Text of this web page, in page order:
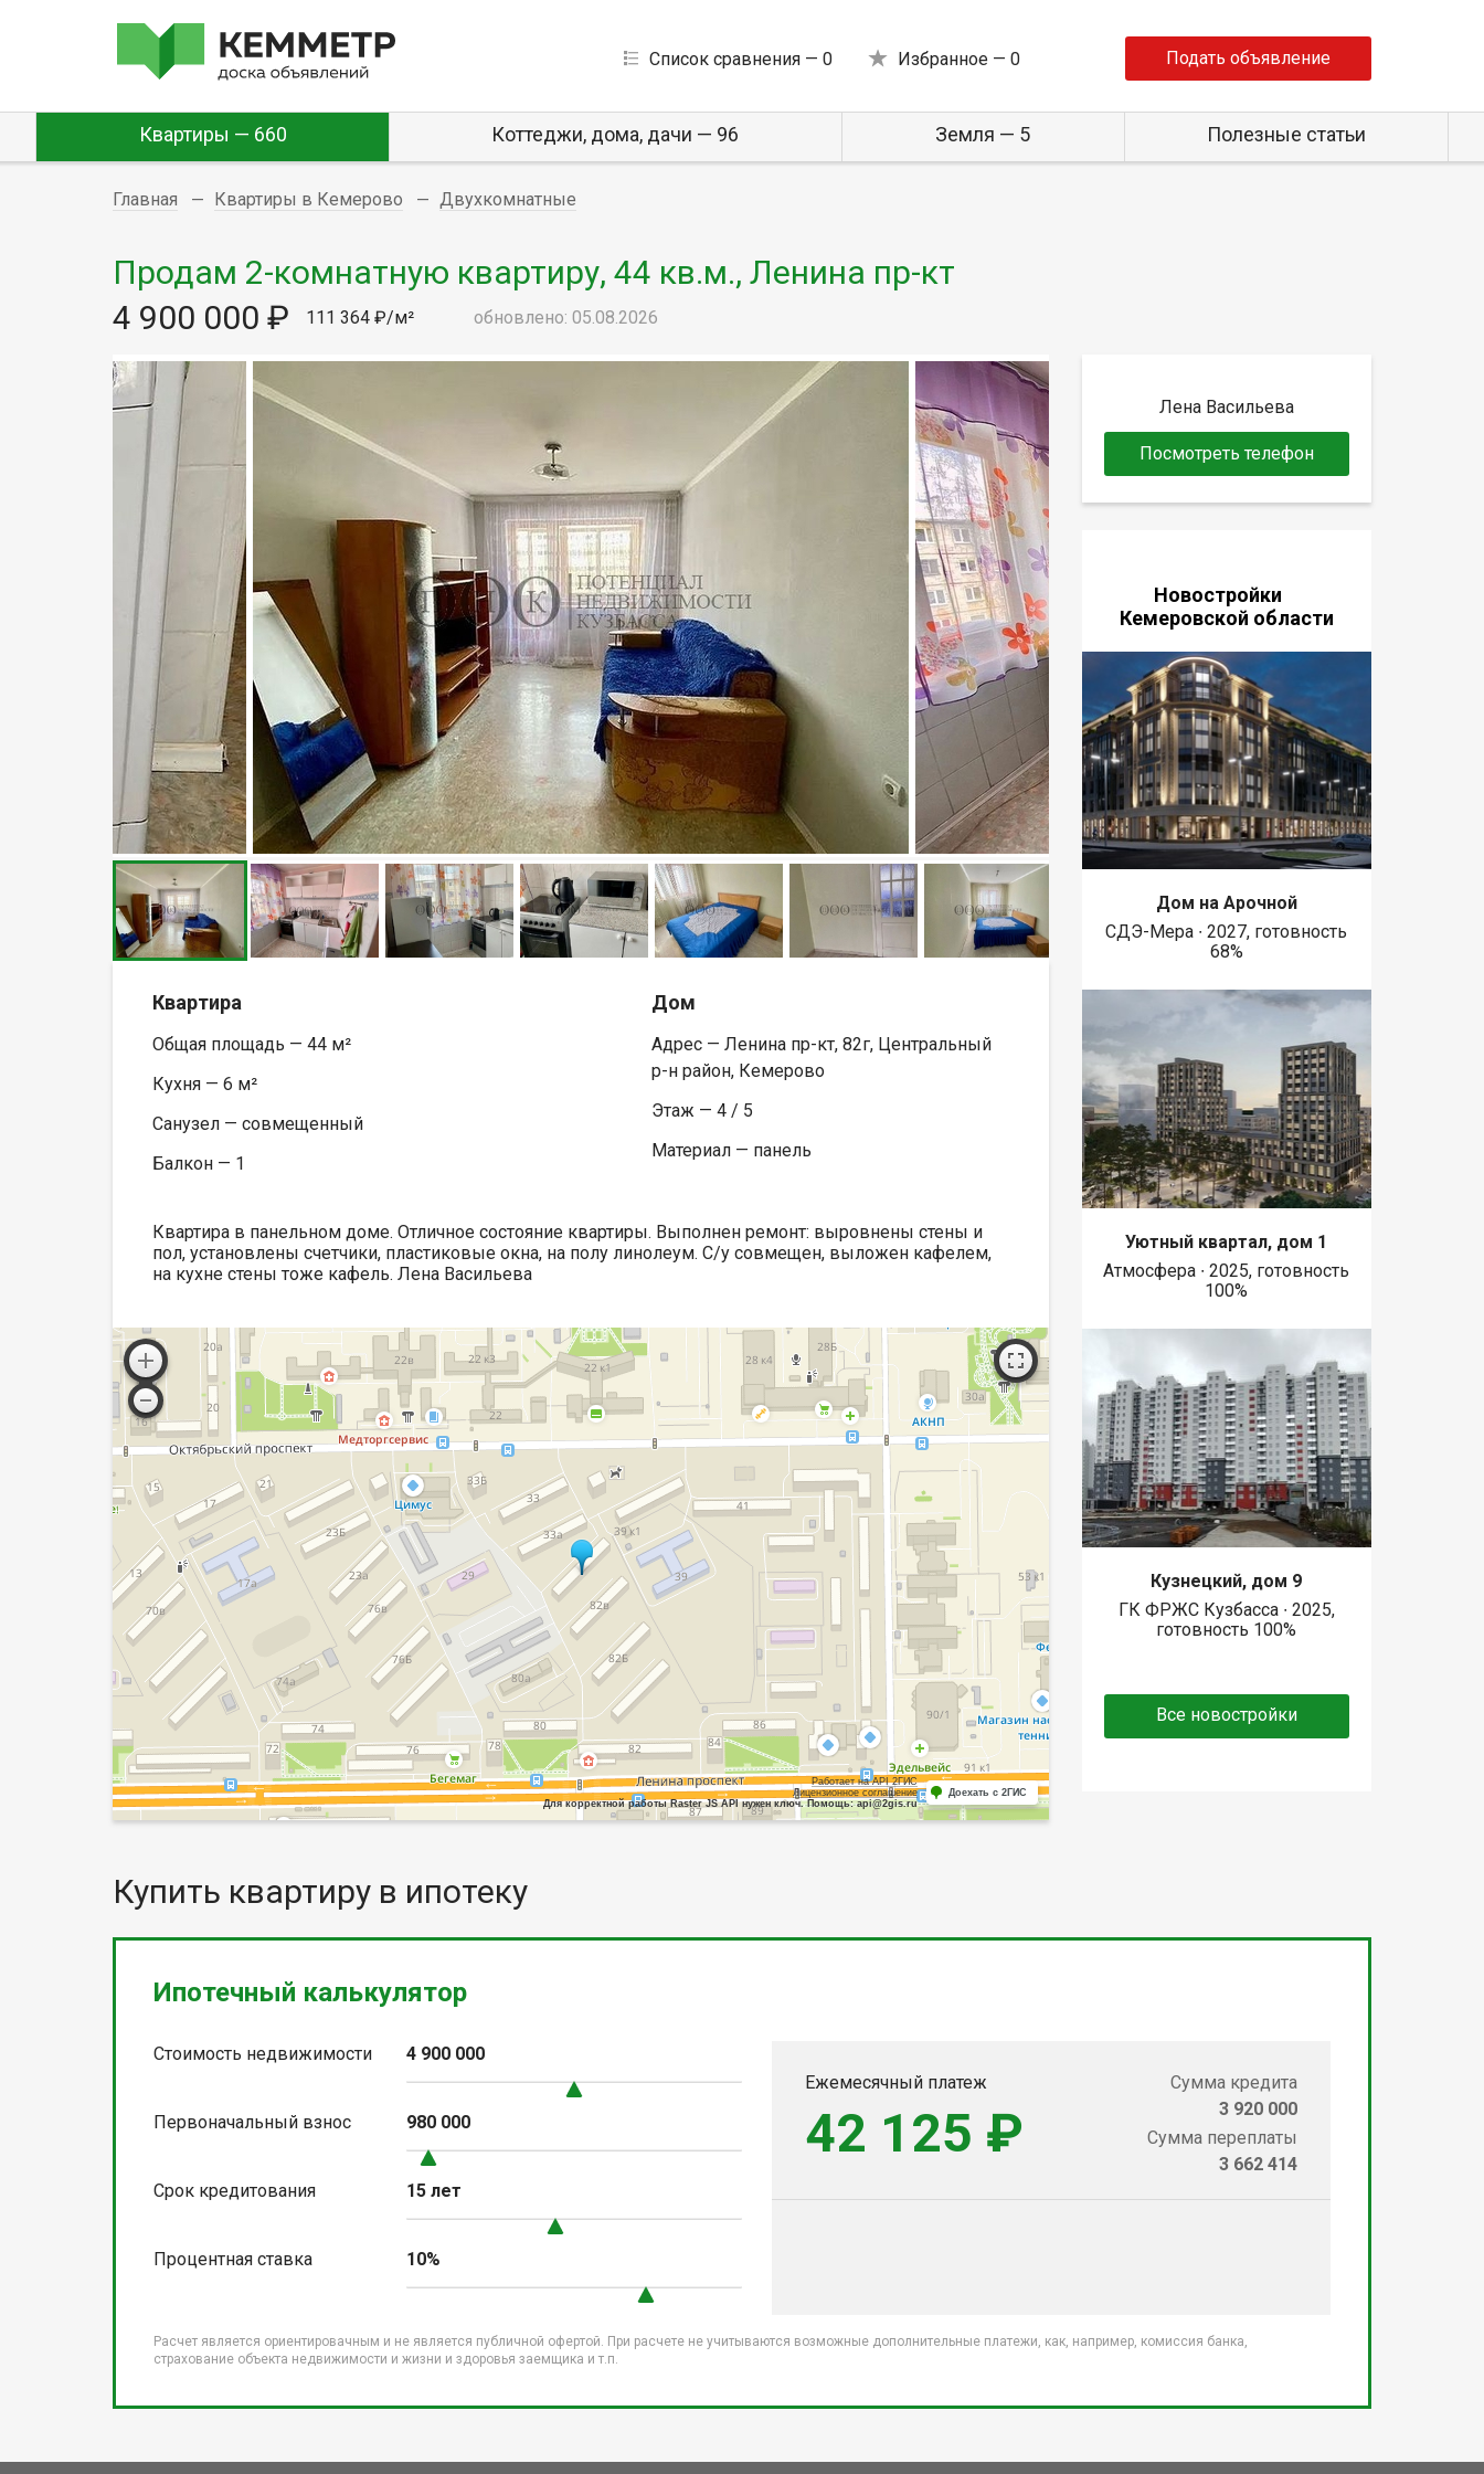
Список сравнения — 0 Избранное — 0 Подать объявление
Квартиры — 660 Коттеджи, дома, дачи — 96 Земля — 5 Полезные статьи
Главная Квартиры в Кемерово Двухкомнатные
Продам 2-комнатную квартиру, 44 кв.м., Ленина пр-кт
4 900 000 ₽
111 364 ₽/м² обновлено: 05.08.2026
Квартира
Общая площадь — 44 м²
Кухня — 6 м²
Санузел — совмещенный
Балкон — 1
Дом
Адрес — Ленина пр-кт, 82г, Центральный
р-н район, Кемерово
Этаж — 4 / 5
Материал — панель
Квартира в панельном доме. Отличное состояние квартиры. Выполнен ремонт: выровнены стены и
пол, установлены счетчики, пластиковые окна, на полу линолеум. С/у совмещен, выложен кафелем,
на кухне стены тоже кафель. Лена Васильева
Работает на API 2ГИС
Лицензионное соглашение
Для корректной работы Raster JS API нужен ключ. Помощь: api@2gis.ru
Доехать с 2ГИС
Лена Васильева
Посмотреть телефон
Новостройки
Кемеровской области
Дом на Арочной
СДЭ-Мера ∙ 2027, готовность
68%
Уютный квартал, дом 1
Атмосфера ∙ 2025, готовность
100%
Кузнецкий, дом 9
ГК ФРЖС Кузбасса ∙ 2025,
готовность 100%
Все новостройки
Купить квартиру в ипотеку
Ипотечный калькулятор
Стоимость недвижимости 4 900 000
Первоначальный взнос 980 000
Срок кредитования 15 лет
Процентная ставка 10%
Ежемесячный платеж
42 125 ₽
Сумма кредита
3 920 000
Сумма переплаты
3 662 414
Расчет является ориентировачным и не является публичной офертой. При расчете не учитываются возможные дополнительные платежи, как, например, комиссия банка,
страхование объекта недвижимости и жизни и здоровья заемщика и т.п.